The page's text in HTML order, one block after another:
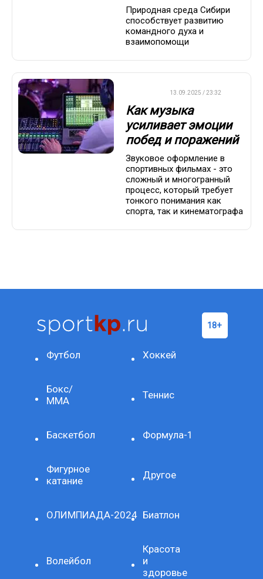
Природная среда Сибири
способствует развитию
командного духа и
взаимопомощи
13.09.2025 / 23:32
Как музыка
усиливает эмоции
побед и поражений
Звуковое оформление в
спортивных фильмах - это
сложный и многогранный
процесс, который требует
тонкого понимания как
спорта, так и кинематографа
Футбол Хоккей
Бокс/
ММА
Теннис
Баскетбол Формула-1
Фигурное
катание
Другое
ОЛИМПИАДА-2024 Биатлон
Волейбол
Красота
и
здоровье